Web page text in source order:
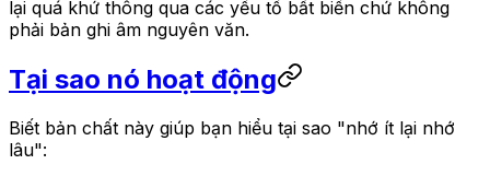
lại quá khứ thông qua các yếu tố bất biến chứ không
phải bản ghi âm nguyên văn.
Tại sao nó hoạt động
Biết bản chất này giúp bạn hiểu tại sao "nhớ ít lại nhớ
lâu":